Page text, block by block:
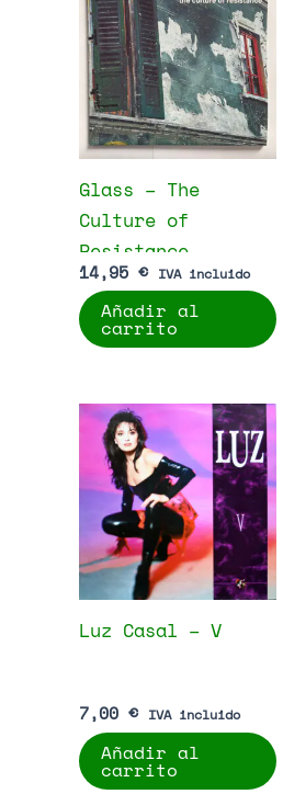
Glass – The
Culture of
Resistance
14,95 € IVA incluido
Añadir al
carrito
Luz Casal – V
7,00 € IVA incluido
Añadir al
carrito